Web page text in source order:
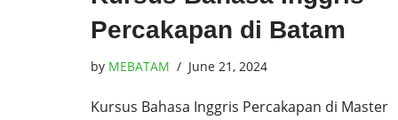
Percakapan di Batam
by MEBATAM June 21, 2024
Kursus Bahasa Inggris Percakapan di Master